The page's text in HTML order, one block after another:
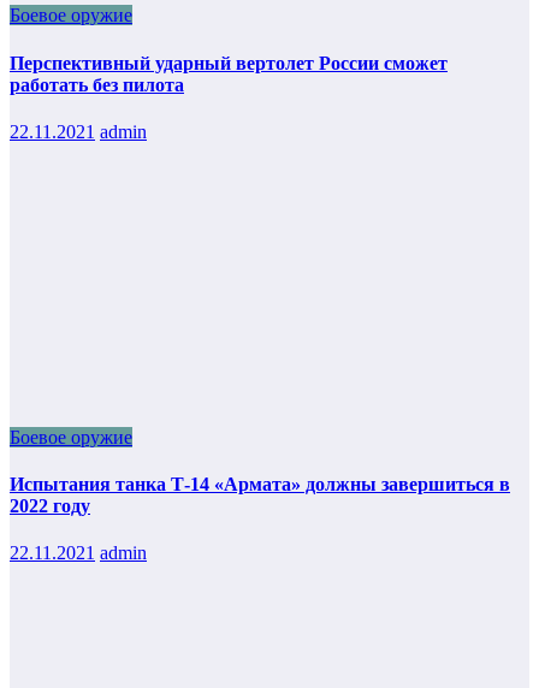
Боевое оружие
Перспективный ударный вертолет России сможет
работать без пилота
22.11.2021 admin
Боевое оружие
Испытания танка Т-14 «Армата» должны завершиться в
2022 году
22.11.2021 admin